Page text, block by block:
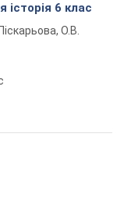
історія 6 клас
О.В.